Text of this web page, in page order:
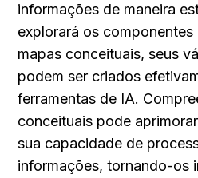
informações de maneira
explorará os componentes
mapas conceituais, seus
podem ser criados
ferramentas de IA.
conceituais pode
sua capacidade de
informações, tornando-os